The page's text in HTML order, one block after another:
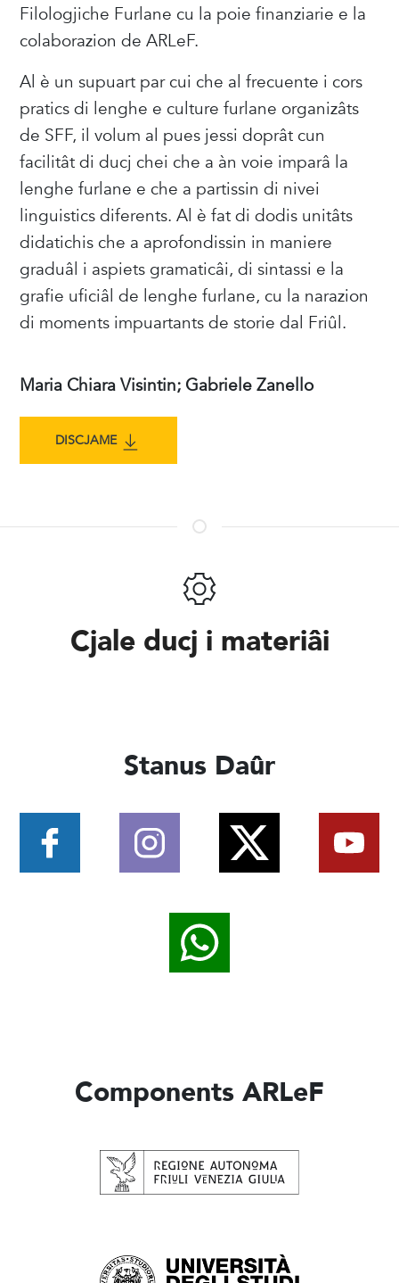
Filologjiche Furlane cu la poie finanziarie e la
colaborazion de ARLeF.
Al è un supuart par cui che al frecuente i cors
pratics di lenghe e culture furlane organizâts
de SFF, il volum al pues jessi doprât cun
facilitât di ducj chei che a àn voie imparâ la
lenghe furlane e che a partissin di nivei
linguistics diferents. Al è fat di dodis unitâts
didatichis che a aprofondissin in maniere
graduâl i aspiets gramaticâi, di sintassi e la
grafie uficiâl de lenghe furlane, cu la narazion
di moments impuartants de storie dal Friûl.
Maria Chiara Visintin; Gabriele Zanello
DISCJAME
Cjale ducj i materiâi
Stanus Daûr
Components ARLeF